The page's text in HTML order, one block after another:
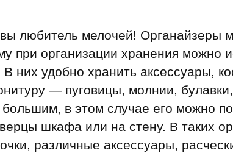
любитель мелочей! Органайзеры
при организации хранения можно
них удобно хранить аксессуары,
— пуговицы, молнии,
в этом случае его можно
шкафа или на стену. В таких
различные аксессуары,